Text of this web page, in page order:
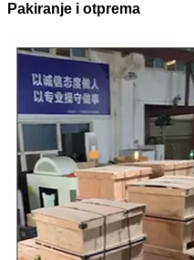
Pakiranje i otprema